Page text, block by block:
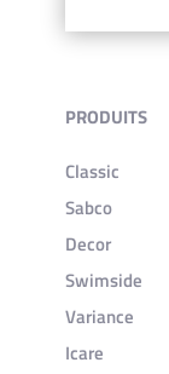
PRODUITS
Classic
Sabco
Decor
Swimside
Variance
Icare